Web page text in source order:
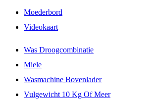
Moederbord
Videokaart
Was Droogcombinatie
Miele
Wasmachine Bovenlader
Vulgewicht 10 Kg Of Meer